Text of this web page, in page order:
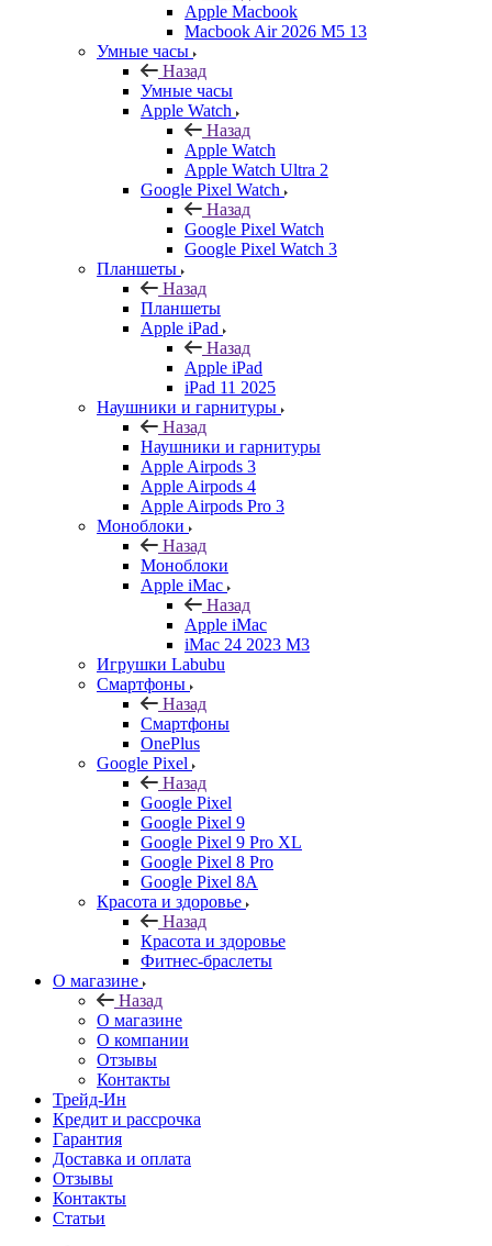
Apple Macbook
Macbook Air 2026 M5 13
Умные часы
Назад
Умные часы
Apple Watch
Назад
Apple Watch
Apple Watch Ultra 2
Google Pixel Watch
Назад
Google Pixel Watch
Google Pixel Watch 3
Планшеты
Назад
Планшеты
Apple iPad
Назад
Apple iPad
iPad 11 2025
Наушники и гарнитуры
Назад
Наушники и гарнитуры
Apple Airpods 3
Apple Airpods 4
Apple Airpods Pro 3
Моноблоки
Назад
Моноблоки
Apple iMac
Назад
Apple iMac
iMac 24 2023 M3
Игрушки Labubu
Смартфоны
Назад
Смартфоны
OnePlus
Google Pixel
Назад
Google Pixel
Google Pixel 9
Google Pixel 9 Pro XL
Google Pixel 8 Pro
Google Pixel 8A
Красота и здоровье
Назад
Красота и здоровье
Фитнес-браслеты
О магазине
Назад
О магазине
О компании
Отзывы
Контакты
Трейд-Ин
Кредит и рассрочка
Гарантия
Доставка и оплата
Отзывы
Контакты
Статьи